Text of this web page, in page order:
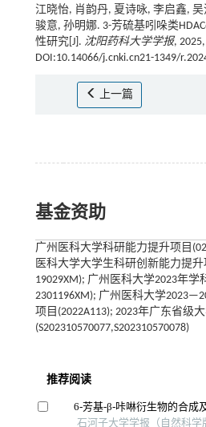
江晓怡, 肖韵丹, 夏诗咏, 李启鑫,
骏意, 孙明娜. 3-芳硫基吲哚类
性研究[J]. 沈阳药科大学学报,
DOI:10.14066/j.cnki.cn21-1349/
上一篇
基金资助
广州医科大学科研能力提升项目
医科大学大学生科研创新能力提升
19029XM); 广州医科大学2023年学
2301196XM); 广州医科大学
项目(2022A113); 2023年广东省级
(S202310570077,S202310570078)